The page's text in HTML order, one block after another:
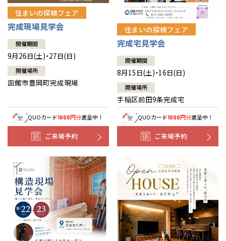
住まいの探検フェア
完成現場見学会
開催期間
9月26日(土)・27日(日)
開催場所
函館市豊岡町完成現場
QUOカード1000円分進呈中！
ご来場予約
住まいの探検フェア
完成宅見学会
開催期間
8月15日(土)・16日(日)
開催場所
手稲区前田9条完成宅
QUOカード1000円分進呈中！
ご来場予約
全国の展示場
北海道
お近くのイベント
北海道